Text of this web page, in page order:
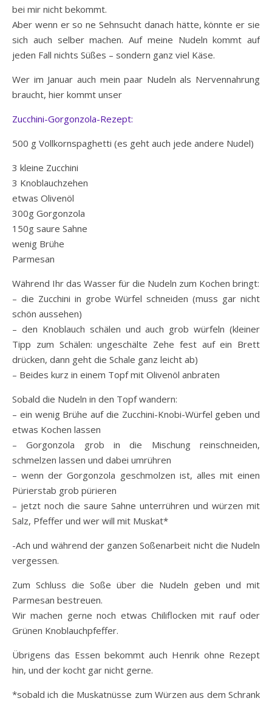
bei mir nicht bekommt.
Aber wenn er so ne Sehnsucht danach hätte, könnte er sie
sich auch selber machen. Auf meine Nudeln kommt auf
jeden Fall nichts Süßes – sondern ganz viel Käse.
Wer im Januar auch mein paar Nudeln als Nervennahrung
braucht, hier kommt unser
Zucchini-Gorgonzola-Rezept:
500 g Vollkornspaghetti (es geht auch jede andere Nudel)
3 kleine Zucchini
3 Knoblauchzehen
etwas Olivenöl
300g Gorgonzola
150g saure Sahne
wenig Brühe
Parmesan
Während Ihr das Wasser für die Nudeln zum Kochen bringt:
– die Zucchini in grobe Würfel schneiden (muss gar nicht
schön aussehen)
– den Knoblauch schälen und auch grob würfeln (kleiner
Tipp zum Schälen: ungeschälte Zehe fest auf ein Brett
drücken, dann geht die Schale ganz leicht ab)
– Beides kurz in einem Topf mit Olivenöl anbraten
Sobald die Nudeln in den Topf wandern:
– ein wenig Brühe auf die Zucchini-Knobi-Würfel geben und
etwas Kochen lassen
– Gorgonzola grob in die Mischung reinschneiden,
schmelzen lassen und dabei umrühren
– wenn der Gorgonzola geschmolzen ist, alles mit einen
Pürierstab grob pürieren
– jetzt noch die saure Sahne unterrühren und würzen mit
Salz, Pfeffer und wer will mit Muskat*
-Ach und während der ganzen Soßenarbeit nicht die Nudeln
vergessen.
Zum Schluss die Soße über die Nudeln geben und mit
Parmesan bestreuen.
Wir machen gerne noch etwas Chiliflocken mit rauf oder
Grünen Knoblauchpfeffer.
Übrigens das Essen bekommt auch Henrik ohne Rezept
hin, und der kocht gar nicht gerne.
*sobald ich die Muskatnüsse zum Würzen aus dem Schrank